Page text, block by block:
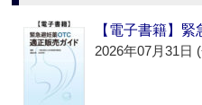
【電子書籍】
2026年07月31日